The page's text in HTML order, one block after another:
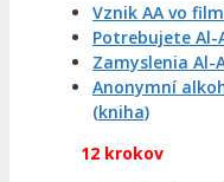
Vznik AA vo
Potrebujete Al-
Zamyslenia Al-
Anonymní
(kniha)
12 krokov